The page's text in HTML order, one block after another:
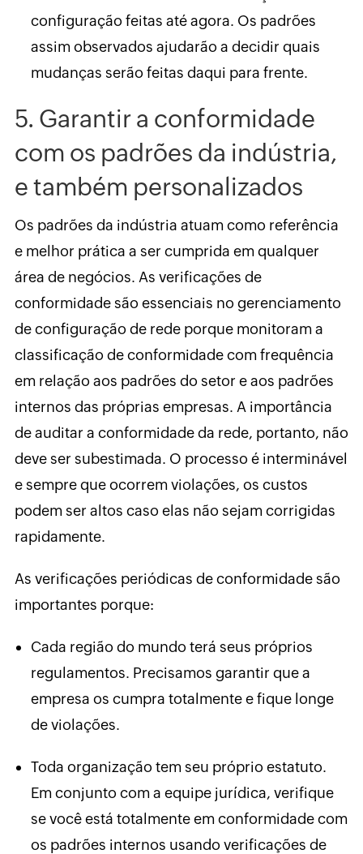
configuração feitas até agora. Os padrões
assim observados ajudarão a decidir quais
mudanças serão feitas daqui para frente.
5. Garantir a conformidade
com os padrões da indústria,
e também personalizados
Os padrões da indústria atuam como referência
e melhor prática a ser cumprida em qualquer
área de negócios. As verificações de
conformidade são essenciais no gerenciamento
de configuração de rede porque monitoram a
classificação de conformidade com frequência
em relação aos padrões do setor e aos padrões
internos das próprias empresas. A importância
de auditar a conformidade da rede, portanto, não
deve ser subestimada. O processo é interminável
e sempre que ocorrem violações, os custos
podem ser altos caso elas não sejam corrigidas
rapidamente.
As verificações periódicas de conformidade são
importantes porque:
Cada região do mundo terá seus próprios
regulamentos. Precisamos garantir que a
empresa os cumpra totalmente e fique longe
de violações.
Toda organização tem seu próprio estatuto.
Em conjunto com a equipe jurídica, verifique
se você está totalmente em conformidade com
os padrões internos usando verificações de